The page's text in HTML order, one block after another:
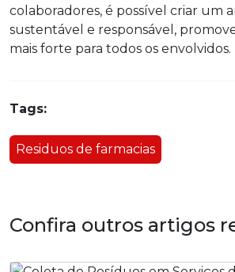
colaboradores, é possível criar um
sustentável e responsável,
mais forte para todos os envolvidos.
Tags:
Residuos de farmacias
Confira outros artigos